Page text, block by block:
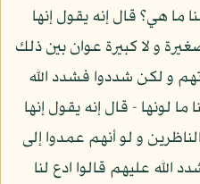
ما هي؟ قال إنه يقول إنها
و لا كبيرة عوان بين ذلك
و لكن شددوا فشدد الله
ما لونها - قال إنه يقول إنها
و لو أنهم عمدوا إلى
الله عليهم قالوا ادع لنا